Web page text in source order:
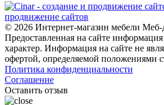
продвижение сайтов
© 2026 Интернет-магазин мебели Меб-
Предоставленная на сайте
характер. Информация на сайте не
офертой, определяемой положениями
Политика конфиденциальности
Соглашение
Оставить отзыв